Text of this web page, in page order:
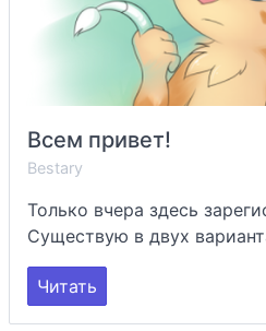
Всем привет!
Bestary
Только вчера здесь
Существую в двух
Читать